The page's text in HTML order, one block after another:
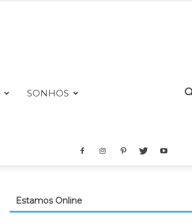
SONHOS
Estamos Online